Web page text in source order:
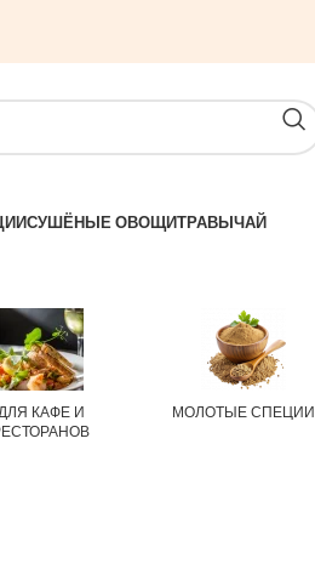
СУШЁНЫЕ ОВОЩИТРАВЫЧАЙ
КАФЕ И
МОЛОТЫЕ СПЕЦИИ